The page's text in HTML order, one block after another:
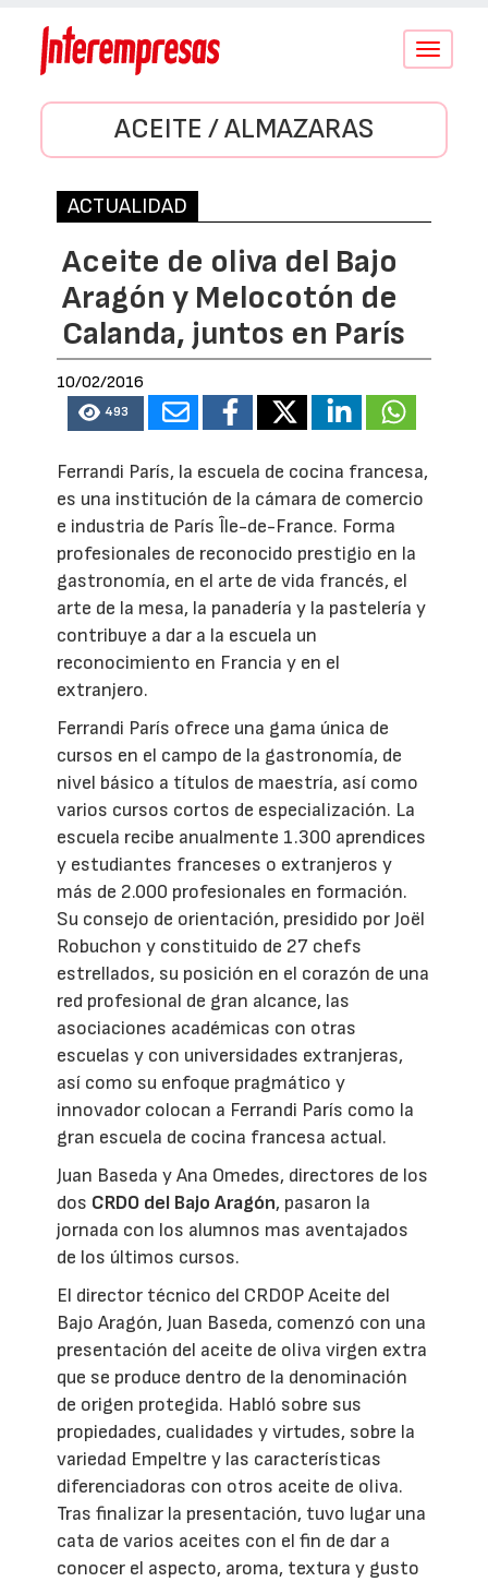
Conmutar
ACEITE / ALMAZARAS
ACTUALIDAD
Aceite de oliva del Bajo
Aragón y Melocotón de
Calanda, juntos en París
10/02/2016
493
Ferrandi París, la escuela de cocina francesa,
es una institución de la cámara de comercio
e industria de París Île-de-France. Forma
profesionales de reconocido prestigio en la
gastronomía, en el arte de vida francés, el
arte de la mesa, la panadería y la pastelería y
contribuye a dar a la escuela un
reconocimiento en Francia y en el
extranjero.
Ferrandi París ofrece una gama única de
cursos en el campo de la gastronomía, de
nivel básico a títulos de maestría, así como
varios cursos cortos de especialización. La
escuela recibe anualmente 1.300 aprendices
y estudiantes franceses o extranjeros y
más de 2.000 profesionales en formación.
Su consejo de orientación, presidido por Joël
Robuchon y constituido de 27 chefs
estrellados, su posición en el corazón de una
red profesional de gran alcance, las
asociaciones académicas con otras
escuelas y con universidades extranjeras,
así como su enfoque pragmático y
innovador colocan a Ferrandi París como la
gran escuela de cocina francesa actual.
Juan Baseda y Ana Omedes, directores de los
dos CRDO del Bajo Aragón, pasaron la
jornada con los alumnos mas aventajados
de los últimos cursos.
El director técnico del CRDOP Aceite del
Bajo Aragón, Juan Baseda, comenzó con una
presentación del aceite de oliva virgen extra
que se produce dentro de la denominación
de origen protegida. Habló sobre sus
propiedades, cualidades y virtudes, sobre la
variedad Empeltre y las características
diferenciadoras con otros aceite de oliva.
Tras finalizar la presentación, tuvo lugar una
cata de varios aceites con el fin de dar a
conocer el aspecto, aroma, textura y gusto